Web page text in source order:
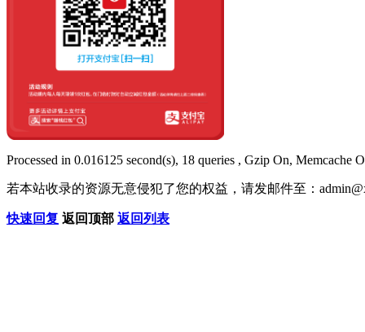
Processed in 0.016125 second(s), 18 queries , Gzip On, Memcache
若本站收录的资源无意侵犯了您的权益，请发邮件至：
快速回复 返回顶部 返回列表